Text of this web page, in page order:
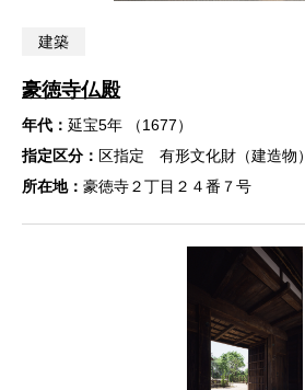
建築
豪徳寺仏殿
年代： 延宝5年 （1677）
指定区分： 区指定 有形文化財（建造物）
所在地： 豪徳寺２丁目２４番７号